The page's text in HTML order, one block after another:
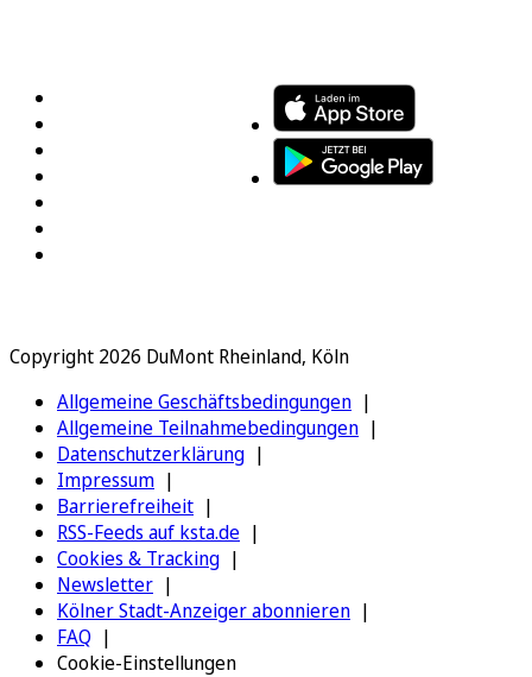
Copyright 2026 DuMont Rheinland, Köln
Allgemeine Geschäftsbedingungen
Allgemeine Teilnahmebedingungen
Datenschutzerklärung
Impressum
Barrierefreiheit
RSS-Feeds auf ksta.de
Cookies & Tracking
Newsletter
Kölner Stadt-Anzeiger abonnieren
FAQ
Cookie-Einstellungen